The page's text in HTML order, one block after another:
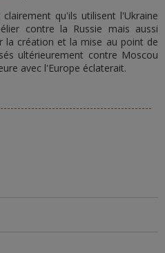
qu'ils utilisent l'Ukraine
contre la Russie mais aussi
la création et la mise au point de
ultérieurement contre Moscou
avec l'Europe éclaterait.